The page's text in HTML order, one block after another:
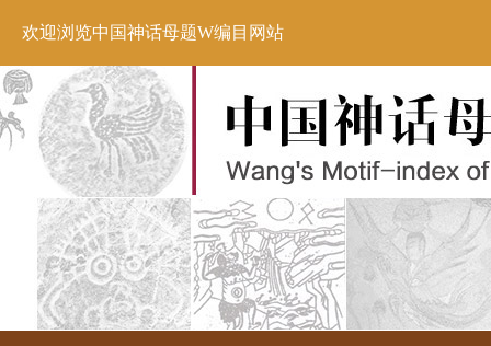
欢迎浏览中国神话母题W编目网站